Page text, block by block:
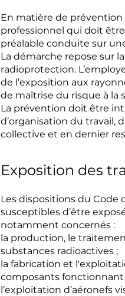
En matière de prévention
professionnel qui doit
préalable conduite sur
La démarche repose sur
radioprotection.
de l’exposition aux
de maîtrise du risque à la
La prévention doit être
d’organisation du travail,
collective et en dernier
Exposition des
Les dispositions du Code
susceptibles d’être
notamment concernés :
la production, le
substances radioactives ;
la fabrication et
composants fonctionnant
l’exploitation d’aéronefs